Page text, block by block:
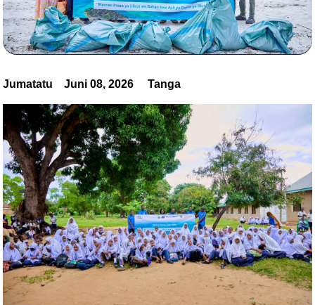
Jumatatu Juni 08, 2026 Tanga